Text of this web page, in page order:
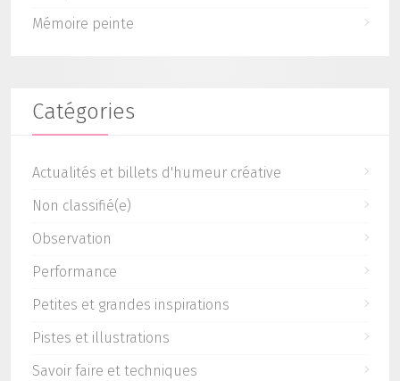
Mémoire peinte
Catégories
Actualités et billets d'humeur créative
Non classifié(e)
Observation
Performance
Petites et grandes inspirations
Pistes et illustrations
Savoir faire et techniques